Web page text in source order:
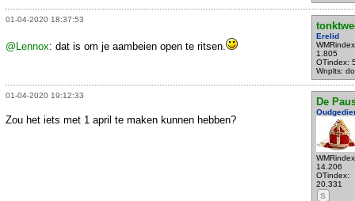
01-04-2020 18:37:53
Erelid
1.805
OTindex:
Wnplts:
@Lennox: dat is om je aambeien open te ritsen.
01-04-2020 19:12:33
De
14.206
OTindex:
20.331
S
Zou het iets met 1 april te maken kunnen hebben?